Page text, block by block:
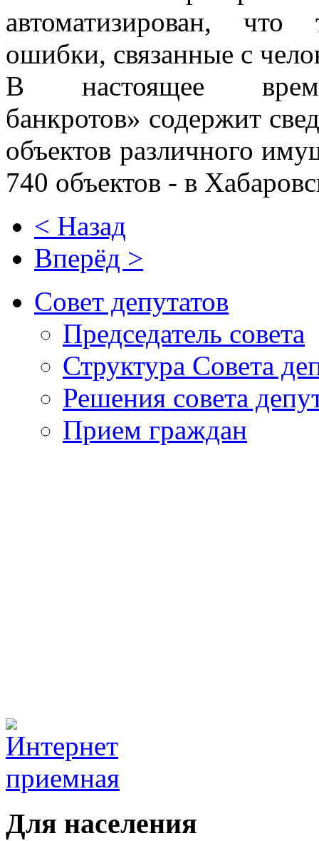
автоматизирован, что
ошибки, связанные с
В настоящее
банкротов» содержит
объектов различного
740 объектов - в
< Назад
Вперёд >
Совет депутатов
Председатель совета
Структура Совета
Решения совета
Прием граждан
Для населения